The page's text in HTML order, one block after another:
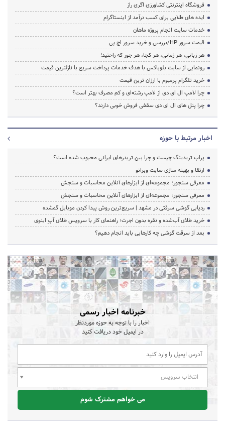
فروشگاه اینترنتی کشاورزی اگری راز
ایده های طلایی برای کسب درآمد از اینستاگرام
خدمات سایت انجام پروژه ماهان
قیمت سرور HP/بررسی و خرید سرور اچ پی
هر زبانی، هر زمانی، هر کجا، هر جور که راحتید!
رونمایی از سایت بلوباکس با هدف خدمات پرداخت سریع با نازلترین قیمت
خرید تلگرام پرمیوم با ارزان ترین قیمت
چرا لامپ ال ای دی از لامپ رشته‌ای و کم مصرف بهتر است؟
چرا پنل های ال ای دی سقفی فروش خوبی دارند؟
اخبار مرتبط با حوزه
پراپ تریدینگ چیست و چرا بین تریدرهای ایرانی محبوب شده است؟
ارتقا و بهینه سازی سایت وبرانو
معرفی سنجور؛ مجموعه‌ای از ابزارهای آنلاین محاسبات و سنجش
معرفی سنجور؛ مجموعه‌ای از ابزارهای آنلاین محاسبات و سنجش
ردیابی گوشی سرقتی در مشهد | سریع‌ترین روش پیدا کردن موبایل گمشده
خرید طلای آب‌شده و نقره بدون اجرت؛ راهنمای کار با سرویس طلای آپِ اینوی
بعد از سرقت گوشی چه کارهایی باید انجام دهیم؟
خبرنامه اخبار رسمی
اخبار را با توجه به حوزه موردنظر
در ایمیل خود دریافت کنید
انتخاب سرویس
می خواهم مشترک شوم